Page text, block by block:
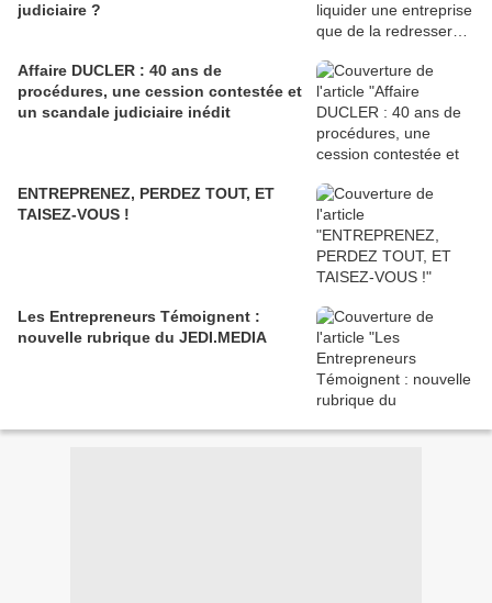
judiciaire ?
Affaire DUCLER : 40 ans de
procédures, une cession contestée et
un scandale judiciaire inédit
ENTREPRENEZ, PERDEZ TOUT, ET
TAISEZ-VOUS !
Les Entrepreneurs Témoignent :
nouvelle rubrique du JEDI.MEDIA